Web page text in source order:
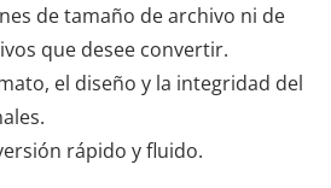
de tamaño de archivo ni de
que desee convertir.
el diseño y la integridad del
rápido y fluido.